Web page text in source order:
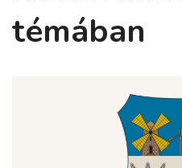
témában